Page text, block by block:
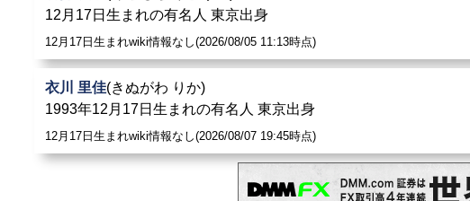
12月17日生まれの有名人 東京出身
12月17日生まれwiki情報なし(2026/08/05 11:13時点)
衣川 里佳(きぬがわ りか)
1993年12月17日生まれの有名人 東京出身
12月17日生まれwiki情報なし(2026/08/07 19:45時点)